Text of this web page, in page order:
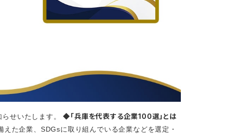
らせいたします。◆「兵庫を代表する企業100選」とは
た企業、SDGsに取り組んでいる企業などを選定・